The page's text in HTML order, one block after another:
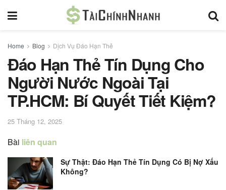
Home Blog Dịch Vụ Đáo Hạn Thẻ
Đáo Hạn Thẻ Tín Dụng Cho
Người Nước Ngoài Tại
TP.HCM: Bí Quyết Tiết Kiệm?
25 Tháng 12, 2025
Bài liên quan
Sự Thật: Đáo Hạn Thẻ Tín Dụng Có Bị Nợ Xấu
Không?